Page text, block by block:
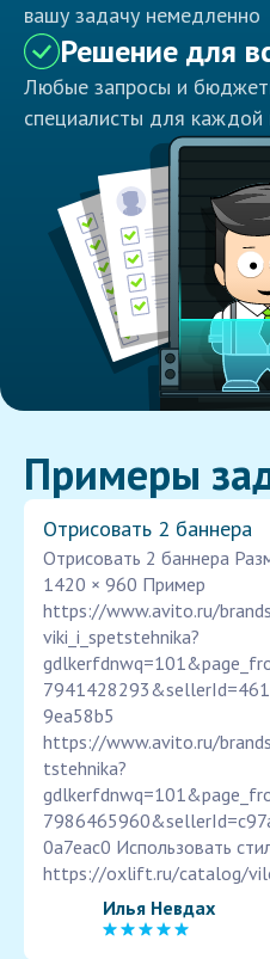
вашу задачу немедленно
Решение для
Любые запросы и
специалисты для каждой
Примеры
Отрисовать 2 баннера
Отрисовать 2 баннера
1420 × 960 Пример
https://www.avito.ru/
viki_i_spetstehnika?
9ea58b5
https://www.avito.ru/
tstehnika?
0a7eac0 Использовать
https://oxlift.ru/catalog/
Илья Невдах